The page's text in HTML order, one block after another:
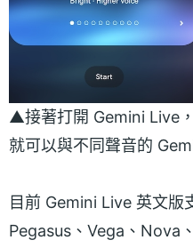
▲接著打開 Gemini Live
就可以與不同聲音的
目前 Gemini Live 英文版
Pegasus、Vega、Nova